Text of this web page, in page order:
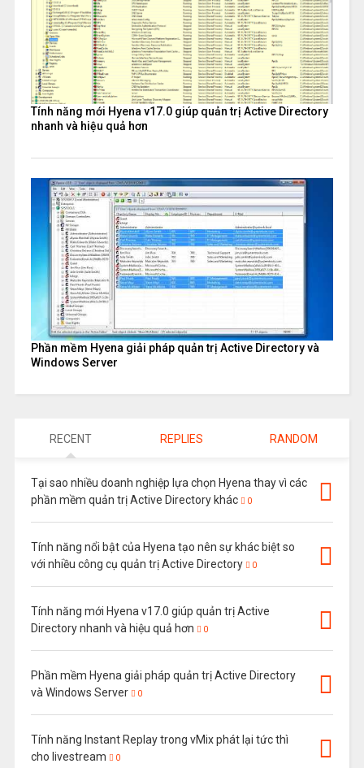
Tính năng mới Hyena v17.0 giúp quản trị Active Directory
nhanh và hiệu quả hơn
Phần mềm Hyena giải pháp quản trị Active Directory và
Windows Server
RECENT REPLIES RANDOM
Tại sao nhiều doanh nghiệp lựa chọn Hyena thay vì các
phần mềm quản trị Active Directory khác
0
Tính năng nổi bật của Hyena tạo nên sự khác biệt so
với nhiều công cụ quản trị Active Directory
0
Tính năng mới Hyena v17.0 giúp quản trị Active
Directory nhanh và hiệu quả hơn
0
Phần mềm Hyena giải pháp quản trị Active Directory
và Windows Server
0
Tính năng Instant Replay trong vMix phát lại tức thì
cho livestream
0